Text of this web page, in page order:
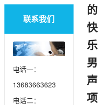
联系我们
电话一：
13683663623
电话二：
的
快
乐
男
声
项